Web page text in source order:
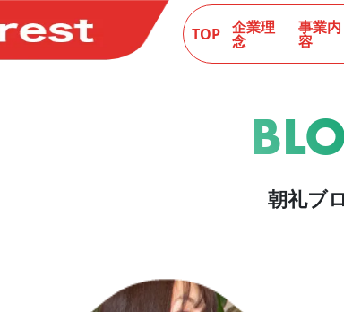
TOP 企業理
念
事業内
容
朝礼ブ